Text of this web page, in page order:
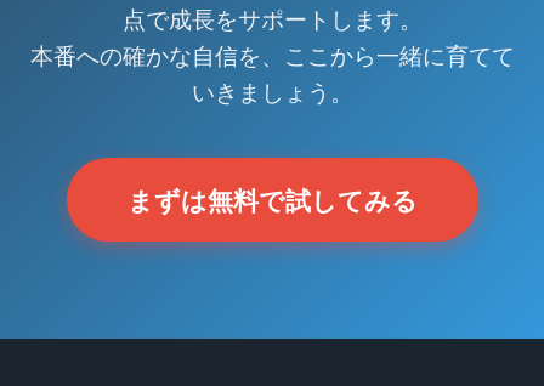
点で成長をサポートします。
本番への確かな自信を、ここから一緒に育てて
いきましょう。
まずは無料で試してみる